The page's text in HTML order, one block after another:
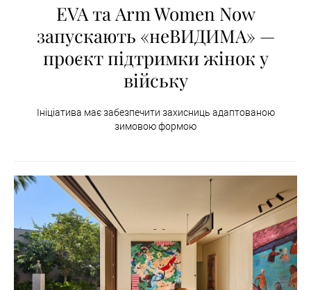
EVA та Arm Women Now
запускають «неВИДИМА» —
проєкт підтримки жінок у
війську
Ініціатива має забезпечити захисниць адаптованою
зимовою формою